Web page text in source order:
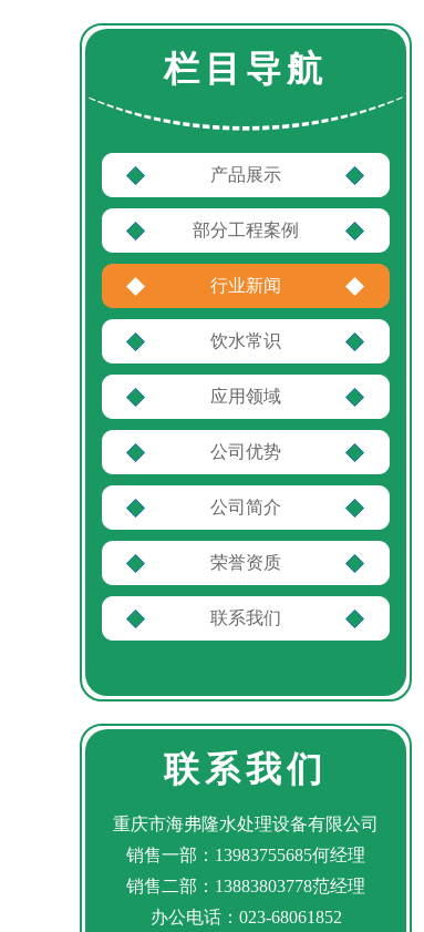
栏目导航
产品展示
部分工程案例
行业新闻
饮水常识
应用领域
公司优势
公司简介
荣誉资质
联系我们
联系我们
重庆市海弗隆水处理设备有限公司
销售一部：13983755685何经理
销售二部：13883803778范经理
办公电话：023-68061852